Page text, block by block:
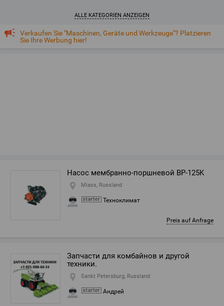
ALLE KATEGORIEN ANZEIGEN
Verkaufen Sie "Maschinen, Geräte und Werkzeuge"? Platzieren
Sie Ihre Werbung hier!
Насос мембранно-поршневой BP-125K
Miass, Russland
Техноклимат
Preis auf Anfrage
Запчасти для комбайнов и другой
техники.
Sankt Petersburg, Russland
Андрей